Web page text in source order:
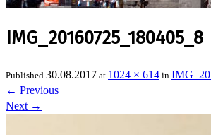
IMG_20160725_180405_8
Published 30.08.2017 at 1024 × 614 in
← Previous
Next →